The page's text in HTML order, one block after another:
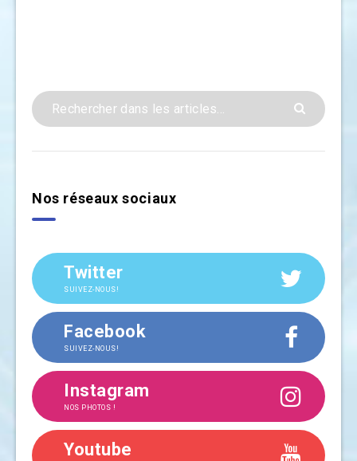
Nos réseaux sociaux
Twitter
SUIVEZ-NOUS!
Facebook
SUIVEZ-NOUS!
Instagram
NOS PHOTOS !
Youtube